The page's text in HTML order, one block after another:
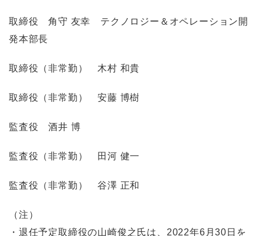
取締役 角守 友幸 テクノロジー＆オペレーション開
発本部長
取締役（非常勤） 木村 和貴
取締役（非常勤） 安藤 博樹
監査役 酒井 博
監査役（非常勤） 田河 健一
監査役（非常勤） 谷澤 正和
（注）
・退任予定取締役の山崎俊之氏は、2022年6月30日を